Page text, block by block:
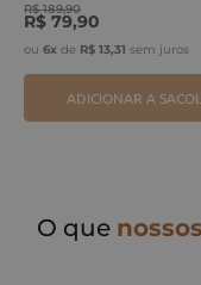
R$ 189,90
R$ 79,90
ou 6x de R$ 13,31 sem juros
ADICIONAR A
O que